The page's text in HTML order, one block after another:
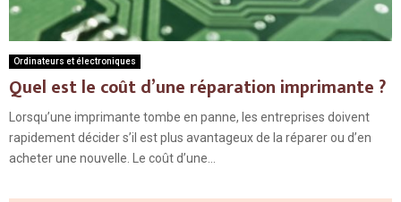
Ordinateurs et électroniques
Quel est le coût d’une réparation imprimante ?
Lorsqu’une imprimante tombe en panne, les entreprises doivent
rapidement décider s’il est plus avantageux de la réparer ou d’en
acheter une nouvelle. Le coût d’une...